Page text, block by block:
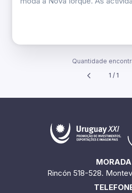
Quantidade
1 / 1
MORADA
Rincón 518-528.